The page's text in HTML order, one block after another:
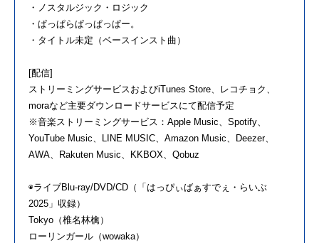
・ノスタルジック・ロジック
・ぱっぱらぱっぱっぱー。
・タイトル未定（ベースインスト曲）
[配信]
ストリーミングサービスおよびiTunes Store、レコチョク、
moraなど主要ダウンロードサービスにて配信予定
※音楽ストリーミングサービス：Apple Music、Spotify、
YouTube Music、LINE MUSIC、Amazon Music、Deezer、
AWA、Rakuten Music、KKBOX、Qobuz
◉ライブBlu-ray/DVD/CD（「はっぴぃばぁすでぇ・らいぶ
2025」収録）
Tokyo（椎名林檎）
ローリンガール（wowaka）